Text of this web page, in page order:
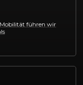
führen wir